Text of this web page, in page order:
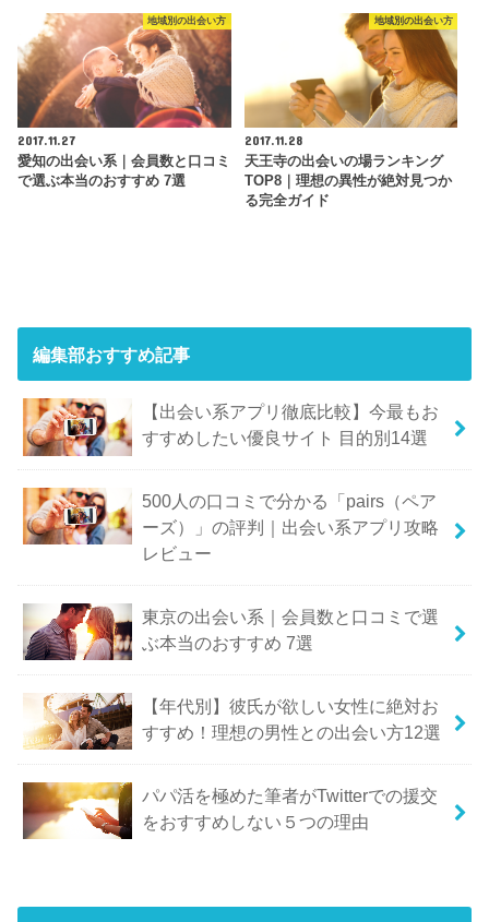
地域別の出会い方
2017.11.27
愛知の出会い系｜会員数と口コミ
で選ぶ本当のおすすめ 7選
地域別の出会い方
2017.11.28
天王寺の出会いの場ランキング
TOP8｜理想の異性が絶対見つか
る完全ガイド
編集部おすすめ記事
【出会い系アプリ徹底比較】今最もお
すすめしたい優良サイト 目的別14選
500人の口コミで分かる「pairs（ペア
ーズ）」の評判｜出会い系アプリ攻略
レビュー
東京の出会い系｜会員数と口コミで選
ぶ本当のおすすめ 7選
【年代別】彼氏が欲しい女性に絶対お
すすめ！理想の男性との出会い方12選
パパ活を極めた筆者がTwitterでの援交
をおすすめしない５つの理由